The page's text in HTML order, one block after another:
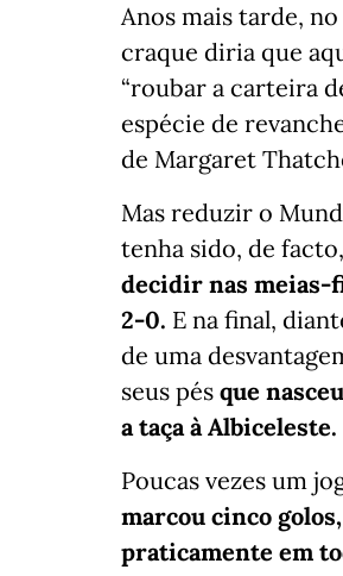
Anos mais tarde,
craque diria que
“roubar a carteira
espécie de
de Margaret
Mas reduzir o
tenha sido, de
decidir nas meias-
2-0. E na final,
de uma
seus pés que
a taça à Albiceleste.
Poucas vezes um
marcou cinco
praticamente em